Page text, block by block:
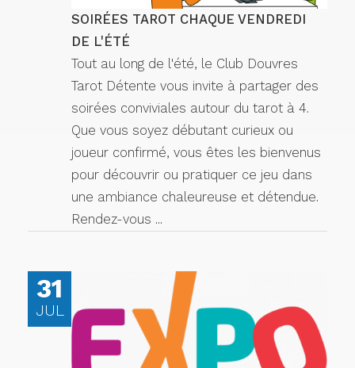
SOIRÉES TAROT CHAQUE VENDREDI
DE L'ÉTÉ
Tout au long de l'été, le Club Douvres
Tarot Détente vous invite à partager des
soirées conviviales autour du tarot à 4.
Que vous soyez débutant curieux ou
joueur confirmé, vous êtes les bienvenus
pour découvrir ou pratiquer ce jeu dans
une ambiance chaleureuse et détendue.
Rendez-vous ...
31
JUL